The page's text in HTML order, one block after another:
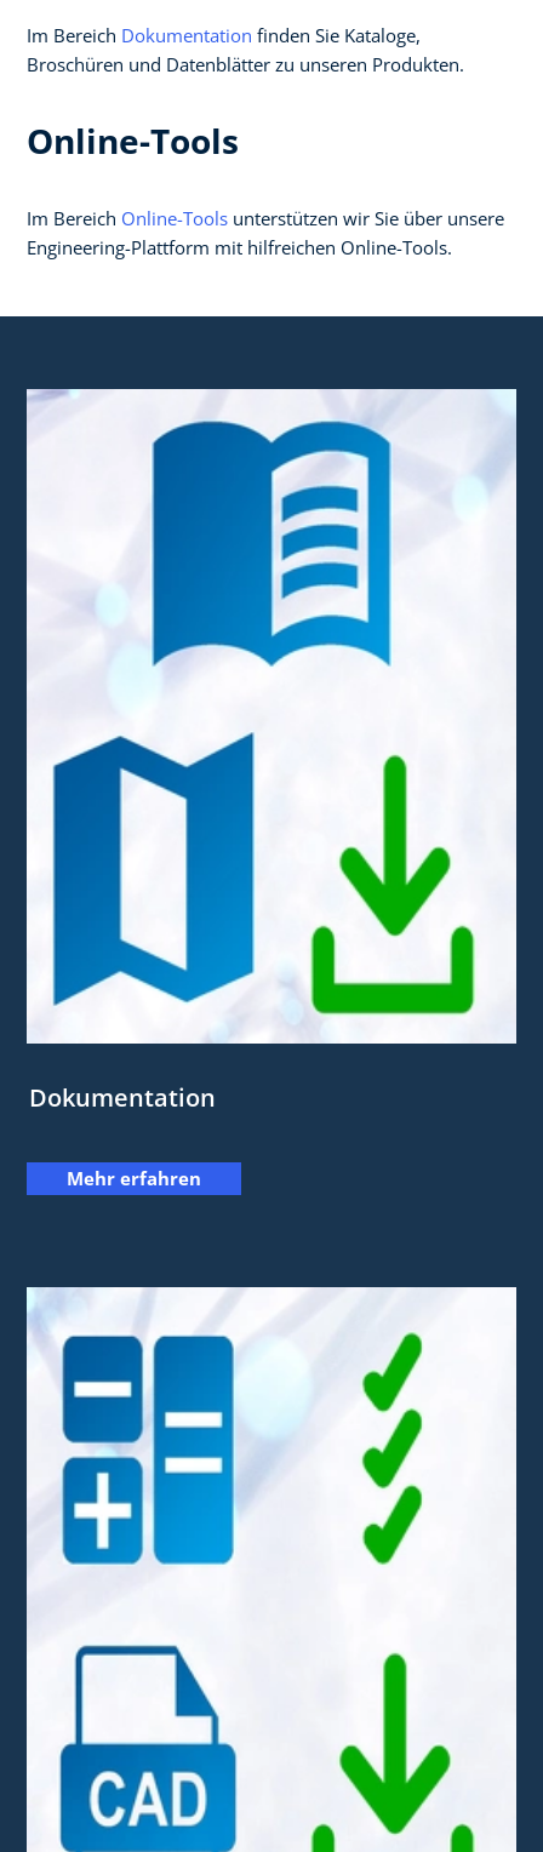
Im Bereich Dokumentation finden Sie Kataloge,
Broschüren und Datenblätter zu unseren Produkten.
Online-Tools
Im Bereich Online-Tools unterstützen wir Sie über unsere
Engineering-Plattform mit hilfreichen Online-Tools.
Dokumentation
Mehr erfahren